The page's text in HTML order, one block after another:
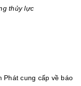
thủy lực
Phát cung cấp về báo